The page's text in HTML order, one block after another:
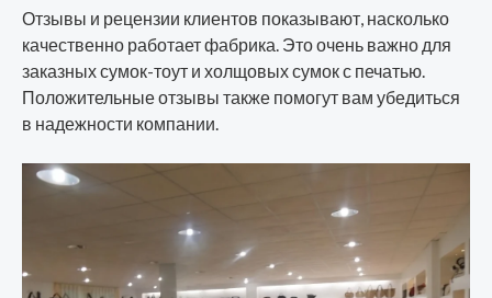
Отзывы и рецензии клиентов показывают, насколько
качественно работает фабрика. Это очень важно для
заказных сумок-тоут и холщовых сумок с печатью.
Положительные отзывы также помогут вам убедиться
в надежности компании.